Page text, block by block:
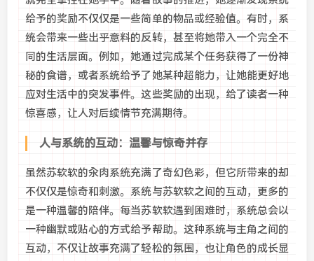
给予的奖励不仅仅是一些简单的物品或经验值。有时，系
统会带来一些出乎意料的反转，甚至将她带入一个完全不
同的生活层面。例如，她通过完成某个任务获得了一份神
秘的食谱，或者系统给予了她某种超能力，让她能更好地
应对生活中的突发事件。这些奖励的出现，给了读者一种
惊喜感，让人对后续情节充满期待。
人与系统的互动：温馨与惊奇并存
虽然苏软软的汆肉系统充满了奇幻色彩，但它所带来的却
不仅仅是惊奇和刺激。系统与苏软软之间的互动，更多的
是一种温馨的陪伴。每当苏软软遇到困难时，系统总会以
一种幽默或贴心的方式给予帮助。这种系统与主角之间的
互动，不仅让故事充满了轻松的氛围，也让角色的成长显